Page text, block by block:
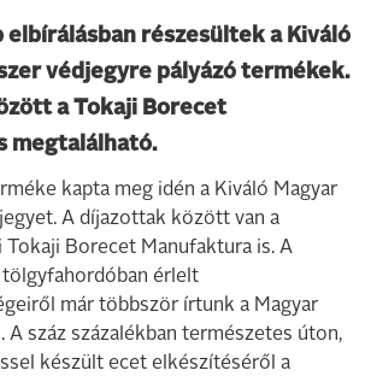
elbírálásban részesültek a Kiváló
védjegyre pályázó termékek.
a Tokaji Borecet
megtalálható.
kapta meg idén a Kiváló Magyar
A díjazottak között van a
Borecet Manufaktura is. A
tölgyfahordóban érlelt
már többször írtunk a Magyar
A száz százalékban természetes úton,
készült ecet elkészítéséről a